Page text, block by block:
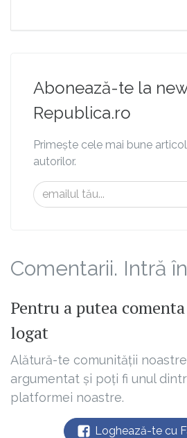
Abonează-te la
Republica.ro
Primește cele mai bune
autorilor.
Comentarii. Intră
Pentru a putea
logat
Alătură-te comunității
argumentat și poți fi unul
platformei noastre.
Loghează-te cu